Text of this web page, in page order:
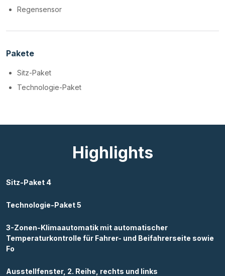
Regensensor
Pakete
Sitz-Paket
Technologie-Paket
Highlights
Sitz-Paket 4
Technologie-Paket 5
3-Zonen-Klimaautomatik mit automatischer
Temperaturkontrolle für Fahrer- und Beifahrerseite sowie
Fo
Ausstellfenster, 2. Reihe, rechts und links